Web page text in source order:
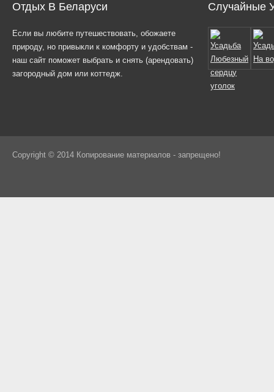
Отдых В Беларуси
Если вы любите путешествовать, обожаете
природу, но привыкли к комфорту и удобствам -
наш сайт поможет выбрать и снять (арендовать)
загородный дом или коттедж.
Случайные
Copyright © 2014 Копирование материалов - запрещено!